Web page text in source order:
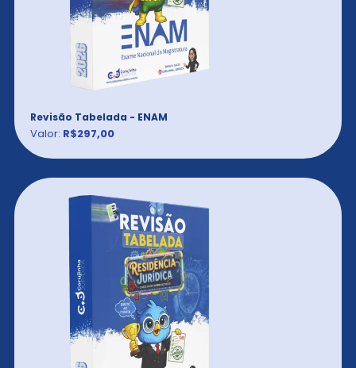
Revisão Tabelada - ENAM
Valor: R$297,00